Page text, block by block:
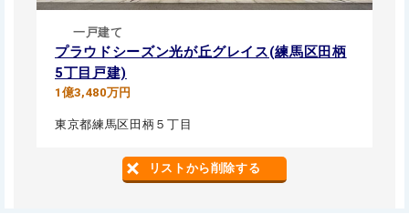
一戸建て
プラウドシーズン光が丘グレイス(練馬区田柄
5丁目戸建)
1億3,480万円
東京都練馬区田柄５丁目
リストから削除する